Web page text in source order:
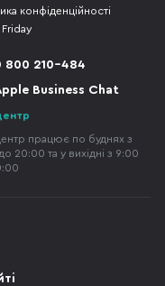
конфіденційності
800 210-484
Business Chat
працює по буднях з
20:00 та у вихідні з 9:00